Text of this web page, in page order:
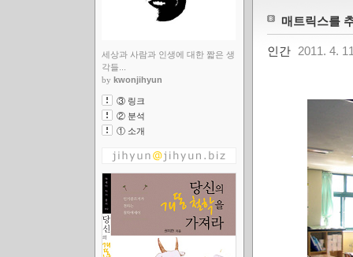
매트릭스를
인간 2011. 4.
세상과 사람과 인생에 대한 짧은 생
각들...
by kwonjihyun
③ 링크
② 분석
① 소개